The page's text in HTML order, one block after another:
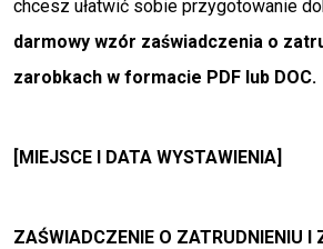
chcesz ułatwić sobie przygotowanie
darmowy wzór zaświadczenia o
zarobkach w formacie PDF lub DOC.
[MIEJSCE I DATA WYSTAWIENIA]
ZAŚWIADCZENIE O ZATRUDNIENIU I